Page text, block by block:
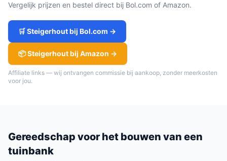
Vergelijk prijzen en bestel direct bij Bol.com of Amazon.
🛒Steigerhoutbij Bol.com →
📦Steigerhoutbij Amazon →
Affiliate links — wij ontvangen commissie bij aankoop, zonder meerkosten
voor jou.
Gereedschap voor het bouwen van een
tuinbank